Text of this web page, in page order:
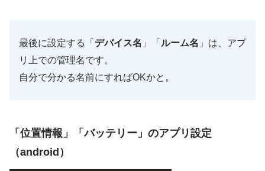
最後に設定する「 デバイス名 」「 ルーム名 」は、アプ
リ上での管理名です。
自分で分かる名前にすればOKかと。
「位置情報」「バッテリー」のアプリ設定
（android）